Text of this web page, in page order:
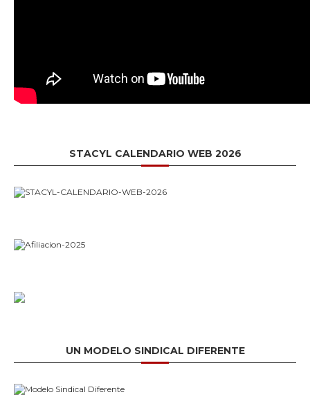
STACYL CALENDARIO WEB 2026
UN MODELO SINDICAL DIFERENTE